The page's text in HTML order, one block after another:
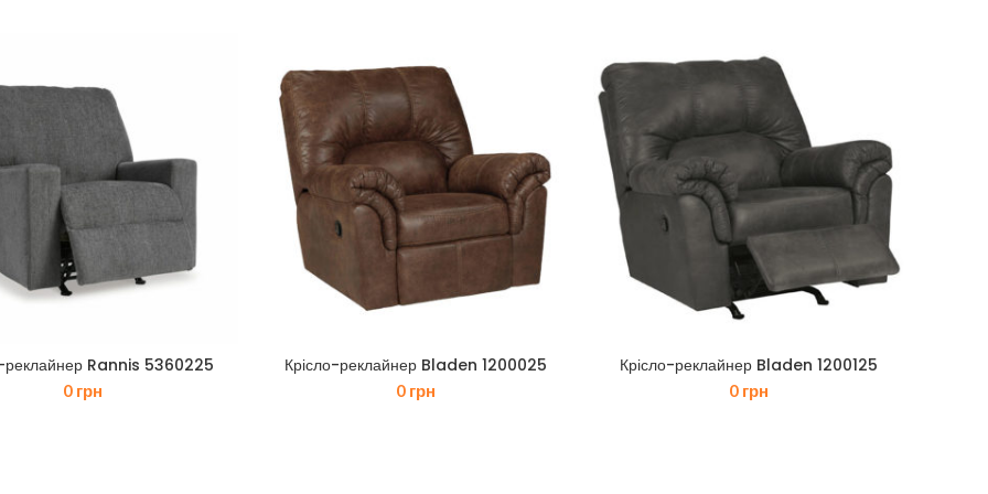
реклайнер Rannis 5360225
0 грн
Крісло-реклайнер Bladen 1200025
0 грн
Крісло-реклайнер Bladen 1200125
0 грн